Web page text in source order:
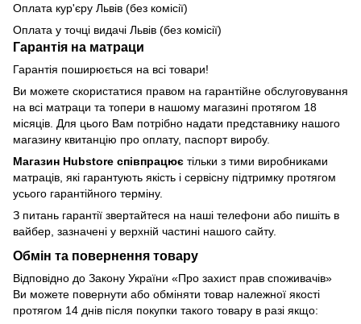
Оплата кур'єру Львів (без комісії)
Оплата у точці видачі Львів (без комісії)
Гарантія на матраци
Гарантія поширюється на всі товари!
Ви можете скористатися правом на гарантійне обслуговування
на всі матраци та топери в нашому магазині протягом 18
місяців. Для цього Вам потрібно надати представнику нашого
магазину квитанцію про оплату, паспорт виробу.
Магазин Hubstore співпрацює тільки з тими виробниками
матраців, які гарантують якість і сервісну підтримку протягом
усього гарантійного терміну.
З питань гарантії звертайтеся на наші телефони або пишіть в
вайбер, зазначені у верхній частині нашого сайту.
Обмін та повернення товару
Відповідно до Закону України «Про захист прав споживачів»
Ви можете повернути або обміняти товар належної якості
протягом 14 днів після покупки такого товару в разі якщо: